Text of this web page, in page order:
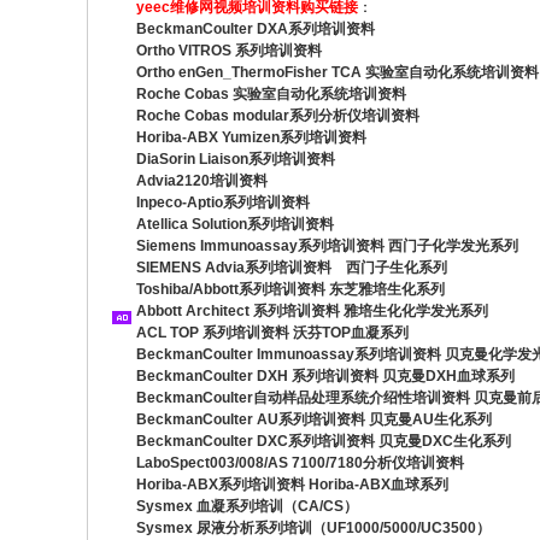
yeec维修网视频培训资料购买链接：
BeckmanCoulter DXA系列培训资料
Ortho VITROS 系列培训资料
Ortho enGen_ThermoFisher TCA 实验室自动化系统培训资料
Roche Cobas 实验室自动化系统培训资料
Roche Cobas modular系列分析仪培训资料
Horiba-ABX Yumizen系列培训资料
DiaSorin Liaison系列培训资料
Advia2120培训资料
Inpeco-Aptio系列培训资料
Atellica Solution系列培训资料
Siemens Immunoassay系列培训资料 西门子化学发光系列
SIEMENS Advia系列培训资料 西门子生化系列
Toshiba/Abbott系列培训资料 东芝雅培生化系列
Abbott Architect 系列培训资料 雅培生化化学发光系列
ACL TOP 系列培训资料 沃芬TOP血凝系列
BeckmanCoulter Immunoassay系列培训资料 贝克曼化学发
BeckmanCoulter DXH 系列培训资料 贝克曼DXH血球系列
BeckmanCoulter自动样品处理系统介绍性培训资料 贝克曼前
BeckmanCoulter AU系列培训资料 贝克曼AU生化系列
BeckmanCoulter DXC系列培训资料 贝克曼DXC生化系列
LaboSpect003/008/AS 7100/7180分析仪培训资料
Horiba-ABX系列培训资料 Horiba-ABX血球系列
Sysmex 血凝系列培训（CA/CS）
Sysmex 尿液分析系列培训（UF1000/5000/UC3500）